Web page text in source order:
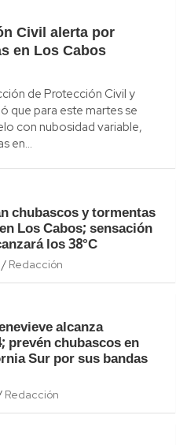
Civil alerta por
en Los Cabos
de Protección Civil y
que para este martes se
con nubosidad variable,
en…
chubascos y tormentas
Los Cabos; sensación
los 38°C
Redacción
alcanza
prevén chubascos en
Sur por sus bandas
Redacción